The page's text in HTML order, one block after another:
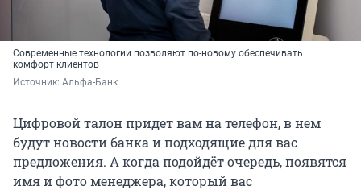
Современные технологии позволяют по-новому обеспечивать
комфорт клиентов
Источник: Альфа-Банк
Цифровой талон придет вам на телефон, в нем
будут новости банка и подходящие для вас
предложения. А когда подойдёт очередь, появятся
имя и фото менеджера, который вас